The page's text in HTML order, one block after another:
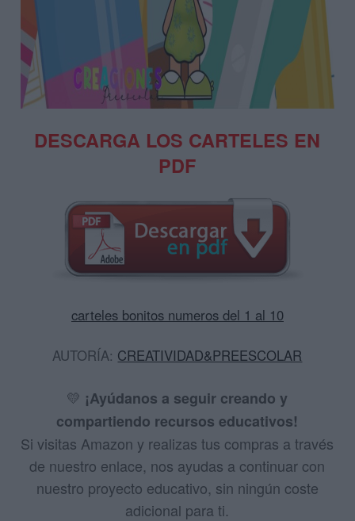
DESCARGA LOS CARTELES EN
PDF
carteles bonitos numeros del 1 al 10
AUTORÍA: CREATIVIDAD&PREESCOLAR
💛 ¡Ayúdanos a seguir creando y
compartiendo recursos educativos!
Si visitas Amazon y realizas tus compras a través
de nuestro enlace, nos ayudas a continuar con
nuestro proyecto educativo, sin ningún coste
adicional para ti.